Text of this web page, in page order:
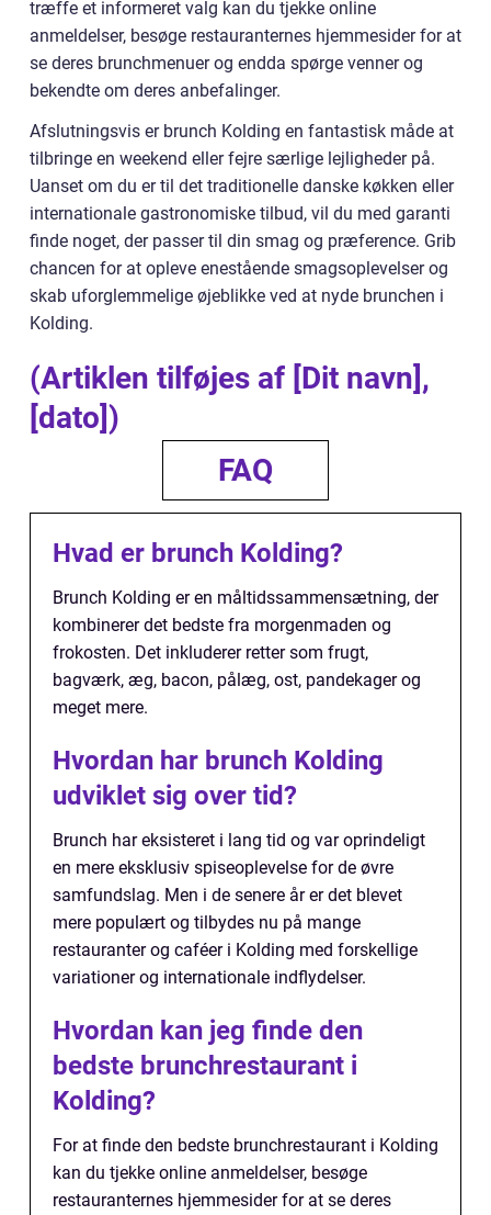
træffe et informeret valg kan du tjekke online
anmeldelser, besøge restauranternes hjemmesider for at
se deres brunchmenuer og endda spørge venner og
bekendte om deres anbefalinger.
Afslutningsvis er brunch Kolding en fantastisk måde at
tilbringe en weekend eller fejre særlige lejligheder på.
Uanset om du er til det traditionelle danske køkken eller
internationale gastronomiske tilbud, vil du med garanti
finde noget, der passer til din smag og præference. Grib
chancen for at opleve enestående smagsoplevelser og
skab uforglemmelige øjeblikke ved at nyde brunchen i
Kolding.
(Artiklen tilføjes af [Dit navn],
[dato])
FAQ
Hvad er brunch Kolding?
Brunch Kolding er en måltidssammensætning, der
kombinerer det bedste fra morgenmaden og
frokosten. Det inkluderer retter som frugt,
bagværk, æg, bacon, pålæg, ost, pandekager og
meget mere.
Hvordan har brunch Kolding
udviklet sig over tid?
Brunch har eksisteret i lang tid og var oprindeligt
en mere eksklusiv spiseoplevelse for de øvre
samfundslag. Men i de senere år er det blevet
mere populært og tilbydes nu på mange
restauranter og caféer i Kolding med forskellige
variationer og internationale indflydelser.
Hvordan kan jeg finde den
bedste brunchrestaurant i
Kolding?
For at finde den bedste brunchrestaurant i Kolding
kan du tjekke online anmeldelser, besøge
restauranternes hjemmesider for at se deres